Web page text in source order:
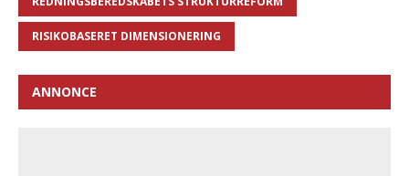
RISIKOBASERET DIMENSIONERING
ANNONCE